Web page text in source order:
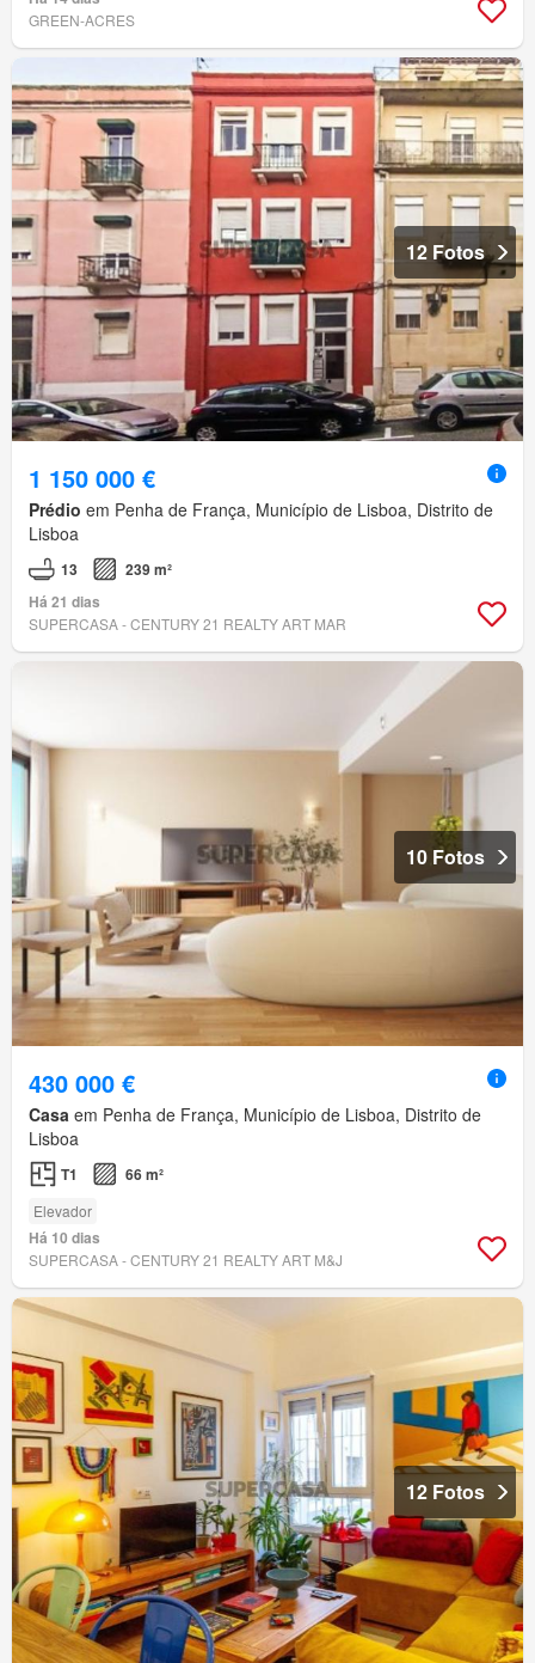
GREEN-ACRES
12 Fotos
1 150 000 €
Prédio em Penha de França, Município de Lisboa, Distrito de
Lisboa
13
239 m²
Há 21 dias
SUPERCASA - CENTURY 21 REALTY ART MAR
10 Fotos
430 000 €
Casa em Penha de França, Município de Lisboa, Distrito de
Lisboa
T1 66 m²
Elevador
Há 10 dias
SUPERCASA - CENTURY 21 REALTY ART M&J
12 Fotos